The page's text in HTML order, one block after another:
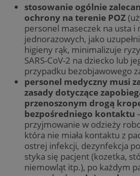
stosowanie ogólnie
ochrony na terenie POZ
personel maseczek na usta i
jednorazowych, jako
higieny rąk, minimalizuje
SARS-CoV-2 na dziecko lub
przypadku bezobjawowego
personel medyczny musi
zasady dotyczące
przenoszonym drogą
bezpośredniego kontaktu
przyjmowanie w odzieży
która nie miała kontaktu z
ostrej infekcji, dezynfekcja
styka się pacjent (kozetka,
niemowląt itp.), po każdym